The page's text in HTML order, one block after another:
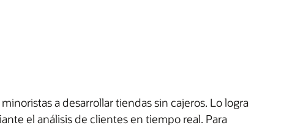
a desarrollar tiendas sin cajeros. Lo logra
el análisis de clientes en tiempo real. Para